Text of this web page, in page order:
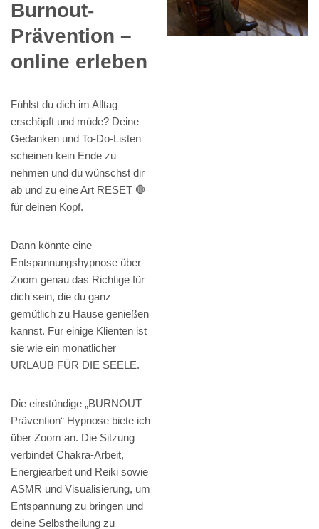
Burnout-
Prävention –
online erleben
Fühlst du dich im Alltag
erschöpft und müde? Deine
Gedanken und To-Do-Listen
scheinen kein Ende zu
nehmen und du wünschst dir
ab und zu eine Art RESET 🛑
für deinen Kopf.
Dann könnte eine
Entspannungshypnose über
Zoom genau das Richtige für
dich sein, die du ganz
gemütlich zu Hause genießen
kannst. Für einige Klienten ist
sie wie ein monatlicher
URLAUB FÜR DIE SEELE.
Die einstündige „BURNOUT
Prävention“ Hypnose biete ich
über Zoom an. Die Sitzung
verbindet Chakra-Arbeit,
Energiearbeit und Reiki sowie
ASMR und Visualisierung, um
Entspannung zu bringen und
deine Selbstheilung zu